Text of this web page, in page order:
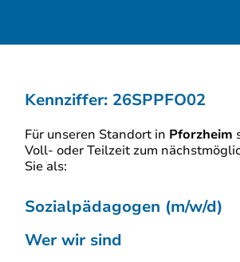
Kennziffer: 26SPPFO02
Für unseren Standort in Pforzheim
Voll- oder Teilzeit zum
Sie als:
Sozialpädagogen (m/w/d)
Wer wir sind